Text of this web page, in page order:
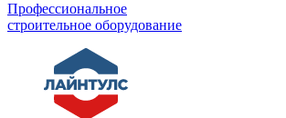
Профессиональное
строительное оборудование